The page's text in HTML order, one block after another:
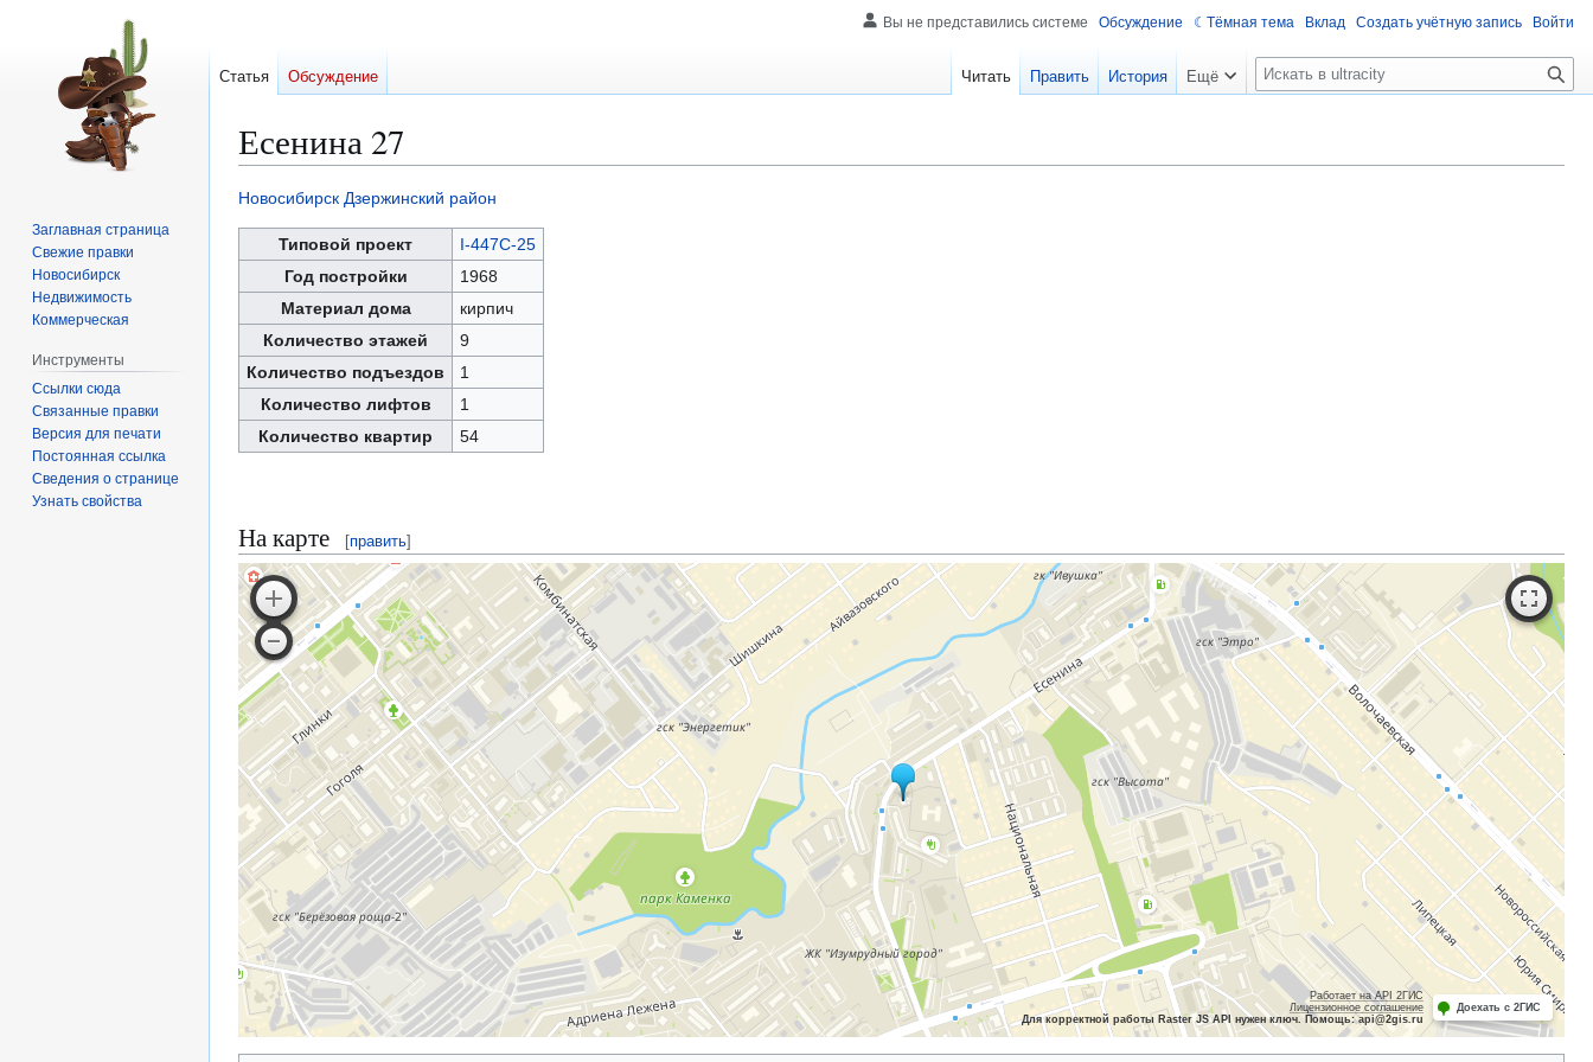
Есенина 27
навигации
поиску
Новосибирск Дзержинский район
Типовой проект
I-447С-25
Год постройки
1968
Материал дома
кирпич
Количество этажей
9
Количество подъездов
1
Количество лифтов
1
Количество квартир
54
На карте [править]
Работает на API 2ГИС
Лицензионное соглашение
Для корректной работы Raster JS API нужен ключ. Помощь: api@2gis.ru
Доехать с 2ГИС
Вы не представились системе Обсуждение Тёмная тема Вклад Создать учётную запись Войти
Статья Обсуждение Читать Править История Ещё
П
о
к
Заглавная страница
Свежие правки
Новосибирск
Недвижимость
Коммерческая
Инструменты
Ссылки сюда
Связанные правки
Версия для печати
Постоянная ссылка
Сведения о странице
Узнать свойства